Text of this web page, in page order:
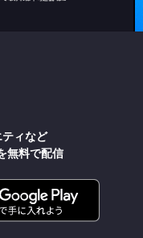
ティなど
無料で配信